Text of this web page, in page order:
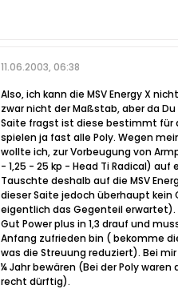
11.06.2003, 06:38
Also, ich kann die MSV Energy X
zwar nicht der Maßstab, aber da
Saite fragst ist diese bestimmt für
spielen ja fast alle Poly. Wegen
wollte ich, zur Vorbeugung von
- 1,25 - 25 kp - Head Ti Radical)
Tauschte deshalb auf die MSV
dieser Saite jedoch überhaupt
eigentlich das Gegenteil erwartet).
Gut Power plus in 1,3 drauf und
Anfang zufrieden bin ( bekomme
was die Streuung reduziert). Bei
¼ Jahr bewären (Bei der Poly
recht dürftig).